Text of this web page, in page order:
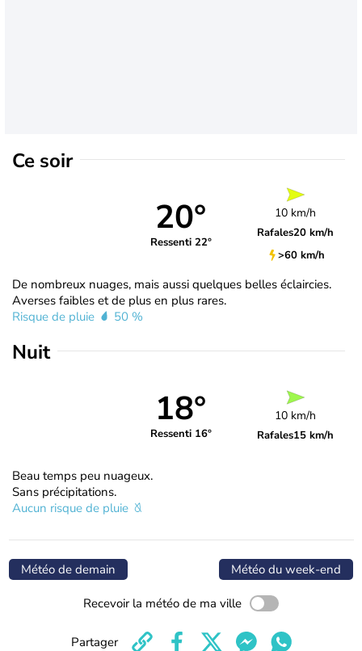
Ce soir
20°
Ressenti 22°
10 km/h
Rafales20 km/h
>60 km/h
De nombreux nuages, mais aussi quelques belles éclaircies.
Averses faibles et de plus en plus rares.
Risque de pluie
50 %
Nuit
18°
Ressenti 16°
10 km/h
Rafales15 km/h
Beau temps peu nuageux.
Sans précipitations.
Aucun risque de pluie
Météo de demain Météo du week-end
Recevoir la météo de ma ville
Partager